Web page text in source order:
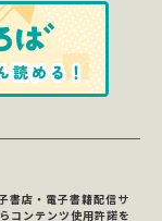
書店・電子書籍配信サ
コンテンツ使用許諾を